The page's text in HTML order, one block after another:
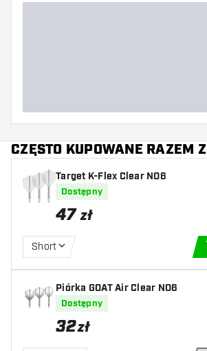
CZĘSTO KUPOWANE RAZEM Z
Target K-Flex Clear NO6
Dostępny
47 zł
Short
Piórka GOAT Air Clear NO6
Dostępny
32zł